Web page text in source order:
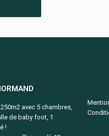
avec 5 chambres,
de baby foot, 1
!